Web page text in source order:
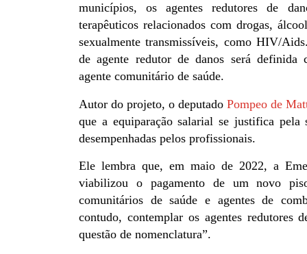
municípios, os agentes redutores de
terapêuticos relacionados com drogas,
sexualmente transmissíveis, como HIV/
de agente redutor de danos será definida
agente comunitário de saúde.
Autor do projeto, o deputado Pompeo de
que a equiparação salarial se justifica pela
desempenhadas pelos profissionais.
Ele lembra que, em maio de 2022, a
viabilizou o pagamento de um novo
comunitários de saúde e agentes de
contudo, contemplar os agentes redutores
questão de nomenclatura”.